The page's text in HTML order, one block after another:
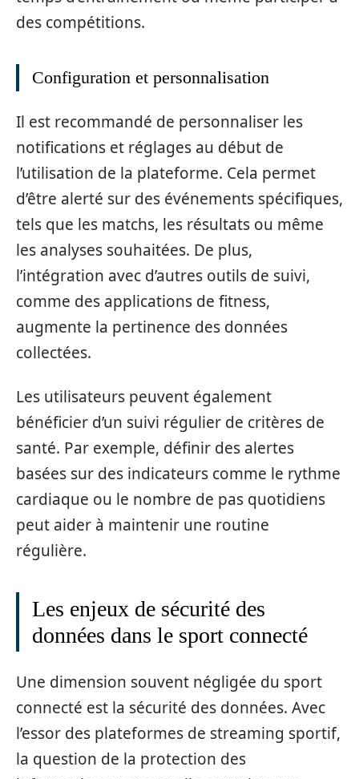
des compétitions.
Configuration et personnalisation
Il est recommandé de personnaliser les
notifications et réglages au début de
l’utilisation de la plateforme. Cela permet
d’être alerté sur des événements spécifiques,
tels que les matchs, les résultats ou même
les analyses souhaitées. De plus,
l’intégration avec d’autres outils de suivi,
comme des applications de fitness,
augmente la pertinence des données
collectées.
Les utilisateurs peuvent également
bénéficier d’un suivi régulier de critères de
santé. Par exemple, définir des alertes
basées sur des indicateurs comme le rythme
cardiaque ou le nombre de pas quotidiens
peut aider à maintenir une routine
régulière.
Les enjeux de sécurité des
données dans le sport connecté
Une dimension souvent négligée du sport
connecté est la sécurité des données. Avec
l’essor des plateformes de streaming sportif,
la question de la protection des